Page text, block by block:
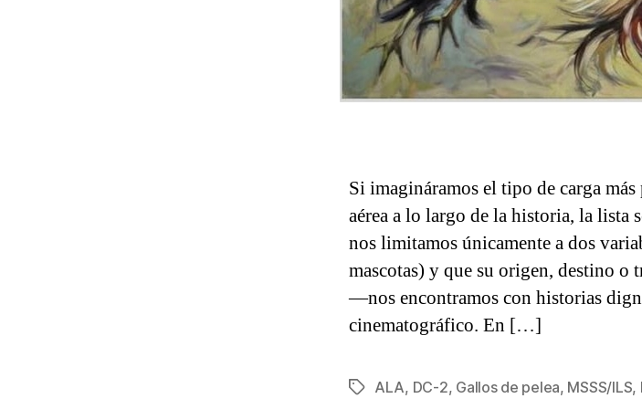
Si imagináramos el tipo de carga
aérea a lo largo de la historia, la lista
nos limitamos únicamente a dos
mascotas) y que su origen, destino
—nos encontramos con historias
cinematográfico. En […]
Etiquetas
ALA, DC-2, Gallos de pelea, MSSS/ILS,